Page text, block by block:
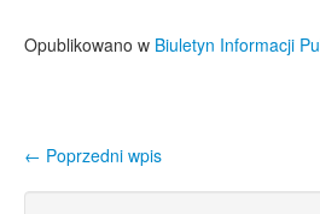
Opublikowano w Biuletyn Informacji
Nawigacja wpisu
← Poprzedni wpis